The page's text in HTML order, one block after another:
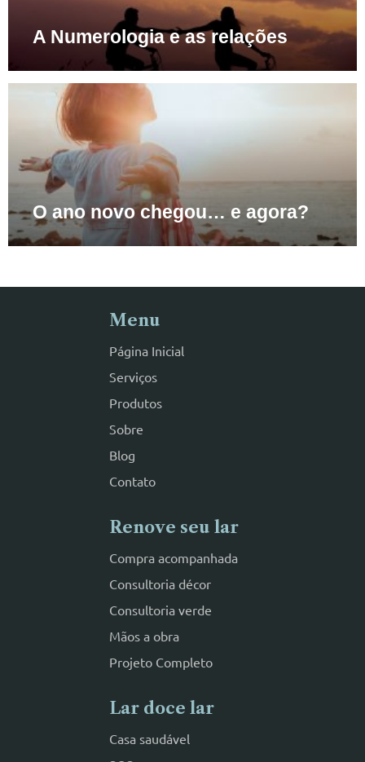
A Numerologia e as relações
O ano novo chegou… e agora?
Menu
Página Inicial
Serviços
Produtos
Sobre
Blog
Contato
Renove seu lar
Compra acompanhada
Consultoria décor
Consultoria verde
Mãos a obra
Projeto Completo
Lar doce lar
Casa saudável